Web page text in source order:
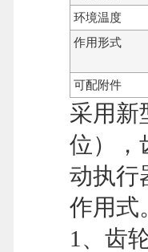
环境温度
作用形式
可配附件
采用新
位），
动执行
作用式
1、齿